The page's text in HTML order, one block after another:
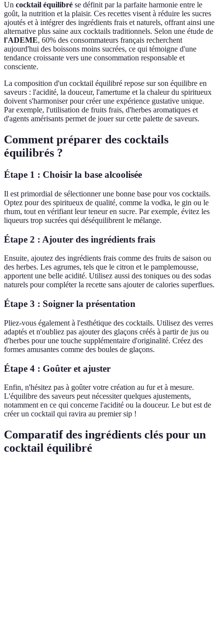
Un cocktail équilibré se définit par la parfaite harmonie entre le
goût, la nutrition et la plaisir. Ces recettes visent à réduire les sucres
ajoutés et à intégrer des ingrédients frais et naturels, offrant ainsi une
alternative plus saine aux cocktails traditionnels. Selon une étude de
l'ADEME, 60% des consommateurs français recherchent
aujourd'hui des boissons moins sucrées, ce qui témoigne d'une
tendance croissante vers une consommation responsable et
consciente.
La composition d'un cocktail équilibré repose sur son équilibre en
saveurs : l'acidité, la douceur, l'amertume et la chaleur du spiritueux
doivent s'harmoniser pour créer une expérience gustative unique.
Par exemple, l'utilisation de fruits frais, d'herbes aromatiques et
d'agents amérisants permet de jouer sur cette palette de saveurs.
Comment préparer des cocktails
équilibrés ?
Étape 1 : Choisir la base alcoolisée
Il est primordial de sélectionner une bonne base pour vos cocktails.
Optez pour des spiritueux de qualité, comme la vodka, le gin ou le
rhum, tout en vérifiant leur teneur en sucre. Par exemple, évitez les
liqueurs trop sucrées qui déséquilibrent le mélange.
Étape 2 : Ajouter des ingrédients frais
Ensuite, ajoutez des ingrédients frais comme des fruits de saison ou
des herbes. Les agrumes, tels que le citron et le pamplemousse,
apportent une belle acidité. Utilisez aussi des toniques ou des sodas
naturels pour compléter la recette sans ajouter de calories superflues.
Étape 3 : Soigner la présentation
Pliez-vous également à l'esthétique des cocktails. Utilisez des verres
adaptés et n'oubliez pas ajouter des glaçons créés à partir de jus ou
d'herbes pour une touche supplémentaire d'originalité. Créez des
formes amusantes comme des boules de glaçons.
Étape 4 : Goûter et ajuster
Enfin, n'hésitez pas à goûter votre création au fur et à mesure.
L'équilibre des saveurs peut nécessiter quelques ajustements,
notamment en ce qui concerne l'acidité ou la douceur. Le but est de
créer un cocktail qui ravira au premier sip !
Comparatif des ingrédients clés pour un
cocktail équilibré